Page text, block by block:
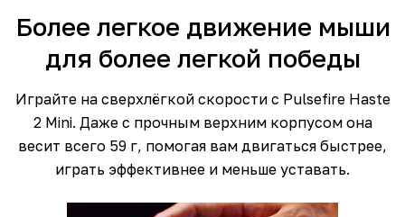
Более легкое движение мыши
для более легкой победы
Играйте на сверхлёгкой скорости с Pulsefire Haste
2 Mini. Даже с прочным верхним корпусом она
весит всего 59 г, помогая вам двигаться быстрее,
играть эффективнее и меньше уставать.